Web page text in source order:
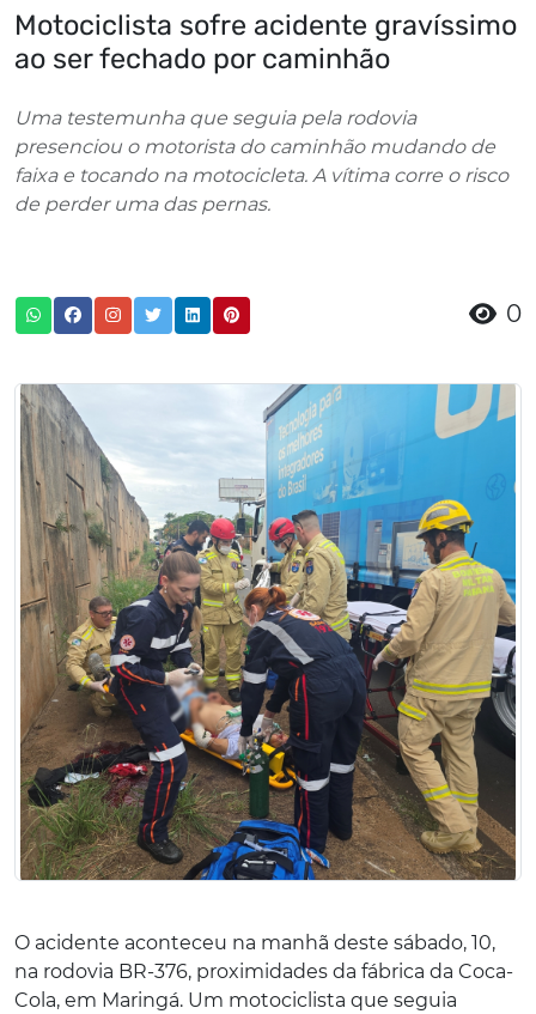
Motociclista sofre acidente gravíssimo
ao ser fechado por caminhão
Uma testemunha que seguia pela rodovia
presenciou o motorista do caminhão mudando de
faixa e tocando na motocicleta. A vítima corre o risco
de perder uma das pernas.
0
O acidente aconteceu na manhã deste sábado, 10,
na rodovia BR-376, proximidades da fábrica da Coca-
Cola, em Maringá. Um motociclista que seguia